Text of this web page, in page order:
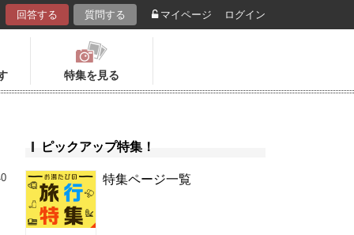
回答する 質問する マイページ ログイン
特集を見る
ピックアップ特集！
特集ページ一覧